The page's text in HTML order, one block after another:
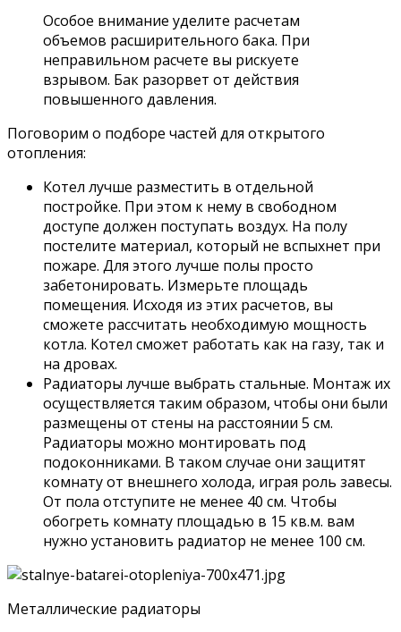
Особое внимание уделите расчетам
объемов расширительного бака. При
неправильном расчете вы рискуете
взрывом. Бак разорвет от действия
повышенного давления.
Поговорим о подборе частей для открытого
отопления:
Котел лучше разместить в отдельной
постройке. При этом к нему в свободном
доступе должен поступать воздух. На полу
постелите материал, который не вспыхнет при
пожаре. Для этого лучше полы просто
забетонировать. Измерьте площадь
помещения. Исходя из этих расчетов, вы
сможете рассчитать необходимую мощность
котла. Котел сможет работать как на газу, так и
на дровах.
Радиаторы лучше выбрать стальные. Монтаж их
осуществляется таким образом, чтобы они были
размещены от стены на расстоянии 5 см.
Радиаторы можно монтировать под
подоконниками. В таком случае они защитят
комнату от внешнего холода, играя роль завесы.
От пола отступите не менее 40 см. Чтобы
обогреть комнату площадью в 15 кв.м. вам
нужно установить радиатор не менее 100 см.
Металлические радиаторы